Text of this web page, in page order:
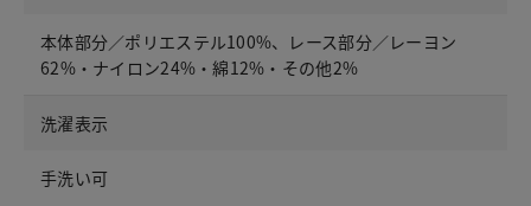
本体部分／ポリエステル100%、レース部分／レーヨン
62%・ナイロン24%・綿12%・その他2%
洗濯表示
手洗い可